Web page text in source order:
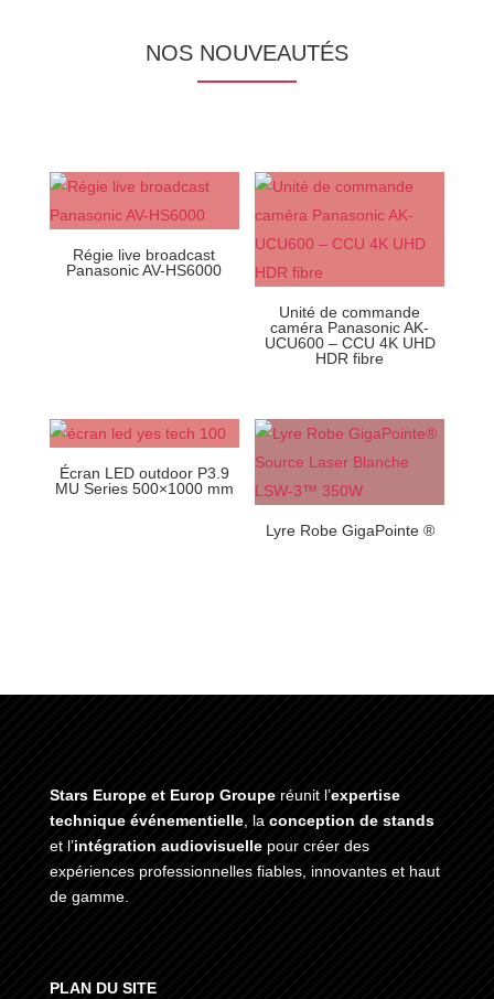
NOS NOUVEAUTÉS
Régie live broadcast
Panasonic AV-HS6000
Unité de commande
caméra Panasonic AK-
UCU600 – CCU 4K UHD
HDR fibre
Écran LED outdoor P3.9
MU Series 500×1000 mm
Lyre Robe GigaPointe ®
Stars Europe et Europ Groupe réunit l’expertise
technique événementielle, la conception de stands
et l’intégration audiovisuellepour créer des
expériences professionnelles fiables, innovantes et haut
de gamme.
PLAN DU SITE